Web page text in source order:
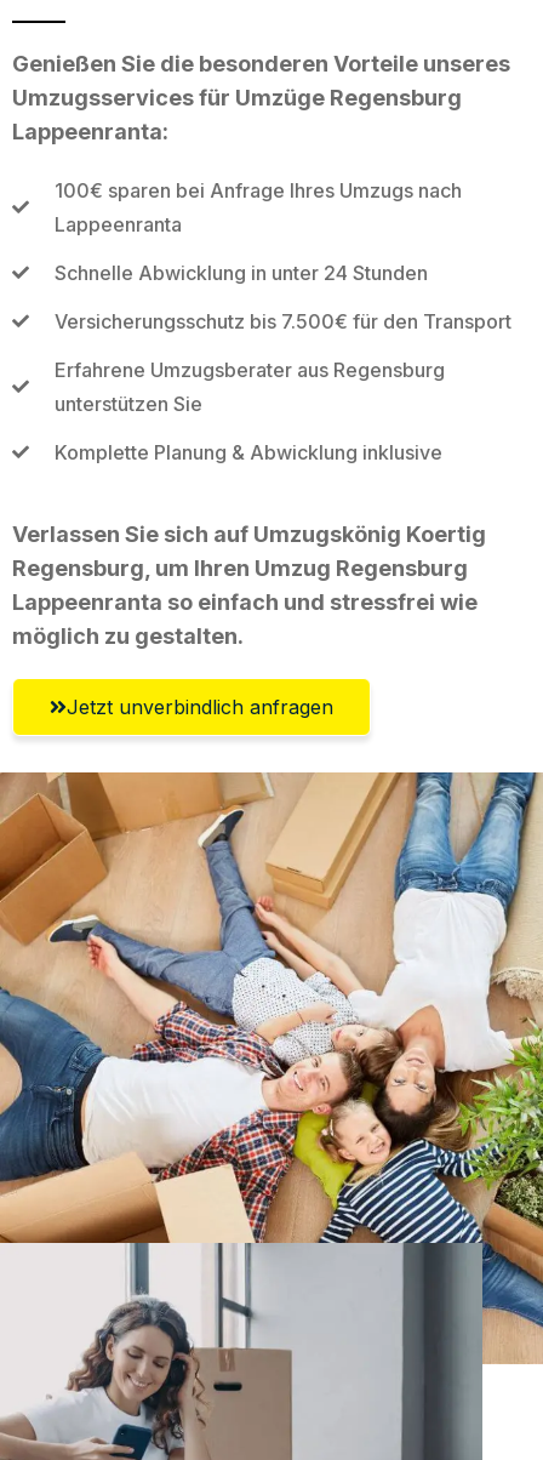
Genießen Sie die besonderen Vorteile unseres
Umzugsservices für Umzüge Regensburg
Lappeenranta:
100€ sparen bei Anfrage Ihres Umzugs nach
Lappeenranta
Schnelle Abwicklung in unter 24 Stunden
Versicherungsschutz bis 7.500€ für den Transport
Erfahrene Umzugsberater aus Regensburg
unterstützen Sie
Komplette Planung & Abwicklung inklusive
Verlassen Sie sich auf Umzugskönig Koertig
Regensburg, um Ihren Umzug Regensburg
Lappeenranta so einfach und stressfrei wie
möglich zu gestalten.
Jetzt unverbindlich anfragen